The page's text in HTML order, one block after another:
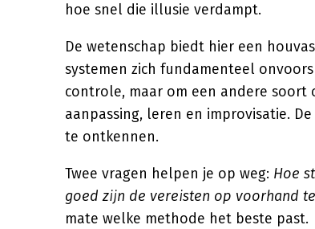
hoe snel die illusie verdampt.
De wetenschap biedt hier een
systemen zich fundamenteel
controle, maar om een andere
aanpassing, leren en improvisatie.
te ontkennen.
Twee vragen helpen je op weg: Hoe
goed zijn de vereisten op voorhand
mate welke methode het beste past.